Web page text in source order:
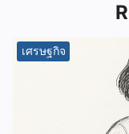
เศรษฐกิจ